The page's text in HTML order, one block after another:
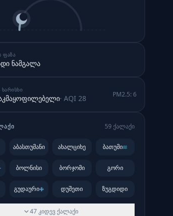
ᲤᲐᲖᲐ
ნამგალა
ᲮᲐᲠᲘᲡᲮᲘ
· AQI 28 PM2.5: 6
59 ქალაქი
აბასთუმანი ახალციხე ბათუმი
ბოლნისი ბორჯომი გორი
გუდაური დუშეთი ზუგდიდი
47 კიდევ ქალაქი